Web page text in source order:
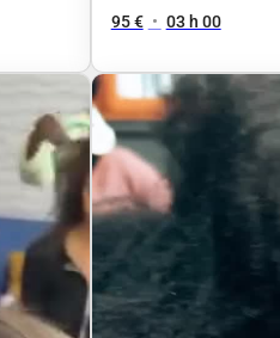
95 € • 03 h 00